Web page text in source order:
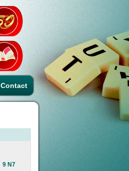
Contact
9 N7